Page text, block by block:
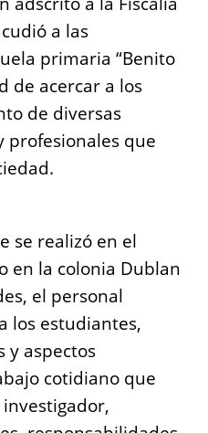
Li
n
k
a las
primaria “Benito
de acercar a los
de diversas
profesionales que
se realizó en el
en la colonia Dublan
el personal
los estudiantes,
y aspectos
cotidiano que